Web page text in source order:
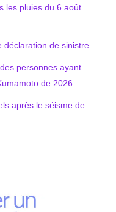
les pluies du 6 août
déclaration de sinistre
personnes ayant
de 2026
après le séisme de